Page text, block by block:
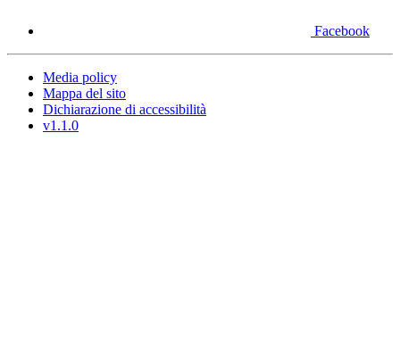
Facebook
Media policy
Mappa del sito
Dichiarazione di accessibilità
v1.1.0